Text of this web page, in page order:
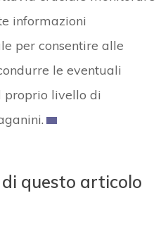
informazioni
per consentire alle
le eventuali
proprio livello di
questo articolo